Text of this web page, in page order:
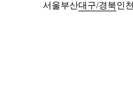
서울부산대구/경북인천